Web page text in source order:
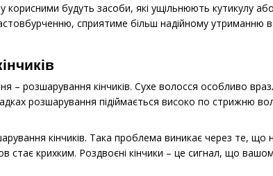
корисними будуть засоби, які ущільнюють кутикулу
сприятиме більш надійному утриманню
– розшарування кінчиків. Сухе волосся особливо
розшарування підіймається високо по стрижню
кінчиків. Така проблема виникає через те, що
стає крихким. Роздвоєні кінчики – це сигнал, що